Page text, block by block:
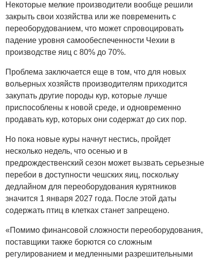
Некоторые мелкие производители вообще решили
закрыть свои хозяйства или же повременить с
переоборудованием, что может спровоцировать
падение уровня самообеспеченности Чехии в
производстве яиц с 80% до 70%.
Проблема заключается еще в том, что для новых
вольерных хозяйств производителям приходится
закупать другие породы кур, которые лучше
приспособлены к новой среде, и одновременно
продавать кур, которых они содержат до сих пор.
Но пока новые куры начнут нестись, пройдет
несколько недель, что осенью и в
предрождественский сезон может вызвать серьезные
перебои в доступности чешских яиц, поскольку
дедлайном для переоборудования курятников
значится 1 января 2027 года. После этой даты
содержать птиц в клетках станет запрещено.
«Помимо финансовой сложности переоборудования,
поставщики также борются со сложным
регулированием и медленными разрешительными